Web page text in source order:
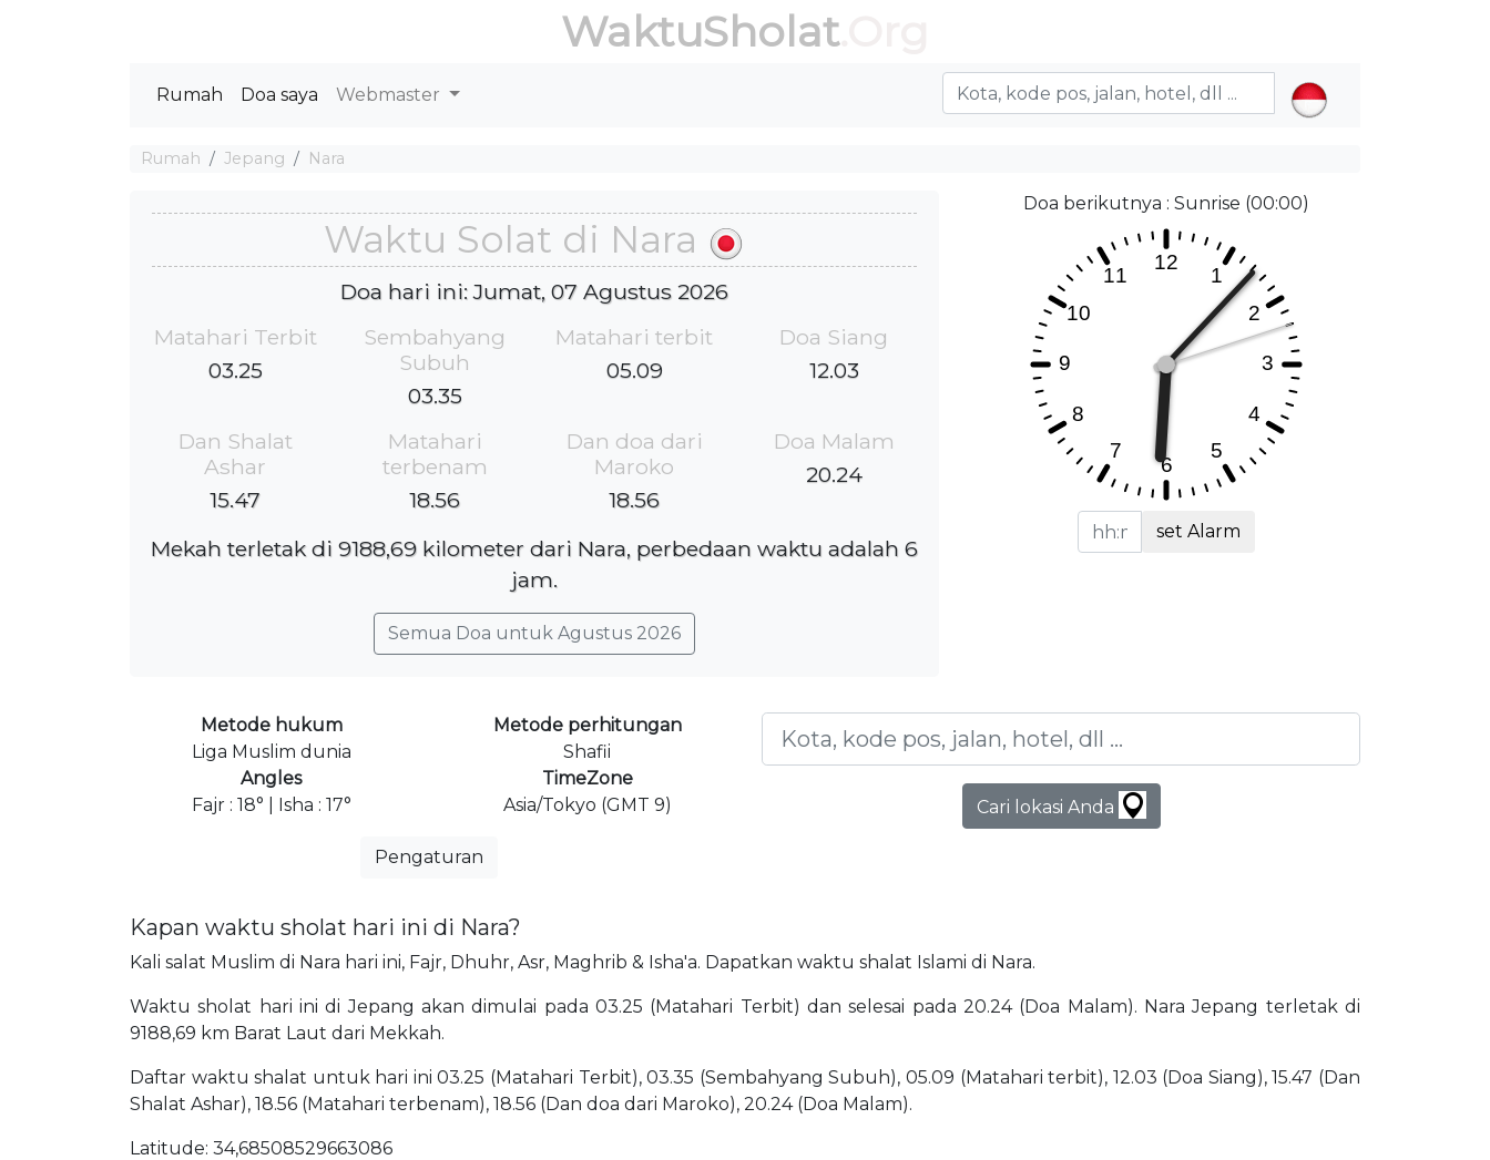
WaktuSholat.Org
Rumah Doa saya Webmaster
Rumah Jepang Nara
Waktu Solat di Nara
Doa hari ini: Jumat, 07 Agustus 2026
Matahari Terbit
03.25
Sembahyang
Subuh
03.35
Matahari terbit
05.09
Doa Siang
12.03
Dan Shalat
Ashar
15.47
Matahari
terbenam
18.56
Dan doa dari
Maroko
18.56
Doa Malam
20.24
Mekah terletak di 9188,69 kilometer dari Nara, perbedaan waktu adalah 6
jam.
Semua Doa untuk Agustus 2026
Doa berikutnya : Sunrise (00:00)
set Alarm
Metode hukum
Liga Muslim dunia
Metode perhitungan
Shafii
Angles
Fajr : 18° | Isha : 17°
TimeZone
Asia/Tokyo (GMT 9)
Pengaturan
Cari lokasi Anda
Kapan waktu sholat hari ini di Nara?
Kali salat Muslim di Nara hari ini, Fajr, Dhuhr, Asr, Maghrib & Isha'a. Dapatkan waktu shalat Islami di Nara.
Waktu sholat hari ini di Jepang akan dimulai pada 03.25 (Matahari Terbit) dan selesai pada 20.24 (Doa Malam). Nara Jepang terletak di
9188,69 km Barat Laut dari Mekkah.
Daftar waktu shalat untuk hari ini 03.25 (Matahari Terbit), 03.35 (Sembahyang Subuh), 05.09 (Matahari terbit), 12.03 (Doa Siang), 15.47 (Dan
Shalat Ashar), 18.56 (Matahari terbenam), 18.56 (Dan doa dari Maroko), 20.24 (Doa Malam).
Latitude: 34,68508529663086